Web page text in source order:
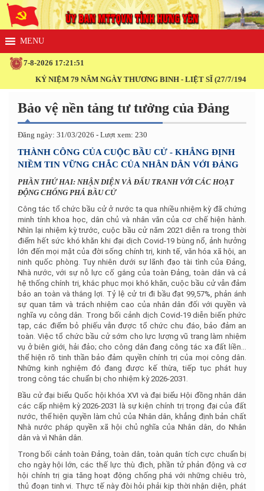
7-8-2026 17:21:51
KỶ NIỆM 79 NĂM NGÀY THƯƠNG BINH - LIỆT SĨ (27/7/1947 - 27/7/2026)
Bảo vệ nền tảng tư tưởng của Đảng
Đăng ngày: 31/03/2026 - Lượt xem: 230
THÀNH CÔNG CỦA CUỘC BẦU CỬ - KHẲNG ĐỊNH
NIỀM TIN VỮNG CHẮC CỦA NHÂN DÂN VỚI ĐẢNG
PHẦN THỨ HAI: NHẬN DIỆN VÀ ĐẤU TRANH VỚI CÁC HOẠT
ĐỘNG CHỐNG PHÁ BẦU CỬ
Công tác tổ chức bầu cử ở nước ta qua nhiều nhiệm kỳ đã chứng
minh tính khoa học, dân chủ và nhân văn của cơ chế hiện hành.
Nhìn lại nhiệm kỳ trước, cuộc bầu cử năm 2021 diễn ra trong thời
điểm hết sức khó khăn khi đại dịch Covid-19 bùng nổ, ảnh hưởng
lớn đến mọi mặt của đời sống chính trị, kinh tế, văn hóa xã hội, an
ninh quốc phòng. Tuy nhiên dưới sự lãnh đạo tài tình của Đảng,
Nhà nước, với sự nỗ lực cố gắng của toàn Đảng, toàn dân và cả
hệ thống chính trị, khắc phục mọi khó khăn, cuộc bầu cử vẫn đảm
bảo an toàn và thắng lợi. Tỷ lệ cử tri đi bầu đạt 99,57%, phản ánh
sự quan tâm và trách nhiệm cao của nhân dân đối với quyền và
nghĩa vụ công dân. Trong bối cảnh dịch Covid-19 diễn biến phức
tạp, các điểm bỏ phiếu vẫn được tổ chức chu đáo, bảo đảm an
toàn. Việc tổ chức bầu cử sớm cho lực lượng vũ trang làm nhiệm
vụ ở biên giới, hải đảo; cho công dân đang công tác xa đất liền…
thể hiện rõ tinh thần bảo đảm quyền chính trị của mọi công dân.
Những kinh nghiệm đó đang được kế thừa, tiếp tục phát huy
trong công tác chuẩn bị cho nhiệm kỳ 2026-2031.
Bầu cử đại biểu Quốc hội khóa XVI và đại biểu Hội đồng nhân dân
các cấp nhiệm kỳ 2026-2031 là sự kiện chính trị trọng đại của đất
nước, thể hiện quyền làm chủ của Nhân dân, khẳng định bản chất
Nhà nước pháp quyền xã hội chủ nghĩa của Nhân dân, do Nhân
dân và vì Nhân dân.
Trong bối cảnh toàn Đảng, toàn dân, toàn quân tích cực chuẩn bị
cho ngày hội lớn, các thế lực thù địch, phần tử phản động và cơ
hội chính trị gia tăng hoạt động chống phá với những chiêu trò,
thủ đoạn tinh vi. Thực tế này đòi hỏi phải kịp thời nhận diện, phát